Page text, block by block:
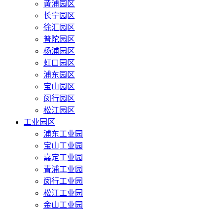
黄浦园区
长宁园区
徐汇园区
普陀园区
杨浦园区
虹口园区
浦东园区
宝山园区
闵行园区
松江园区
工业园区
浦东工业园
宝山工业园
嘉定工业园
青浦工业园
闵行工业园
松江工业园
金山工业园